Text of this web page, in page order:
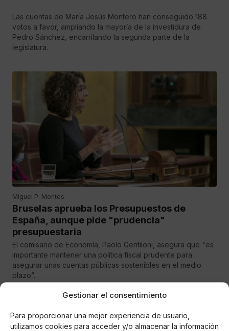
Gestionar el consentimiento
Para proporcionar una mejor experiencia de usuario,
utilizamos cookies para acceder y/o almacenar la información
Las cuentas de María Jesús Montero han conseguido 188
votos a favor, ampliando la mayoría de la investidura de
Pedro Sánchez, encarrilando la segunda parte de la
legislatura.
Miguel P. Montes
Bruselas aprueba los Presupuestos de
España, aunque pide "prudencia"
presupuestaria
El comisario de Economía, Paolo Gentiloni, asegura que "es
importante mantener una política fiscal prudente para
asegurar unas cuentas públicas sostenibles en el medio
plazo”.